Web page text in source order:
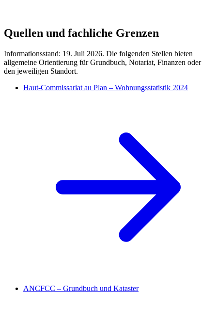
Quellen und fachliche Grenzen
Informationsstand: 19. Juli 2026. Die folgenden Stellen bieten
allgemeine Orientierung für Grundbuch, Notariat, Finanzen oder
den jeweiligen Standort.
Haut-Commissariat au Plan – Wohnungsstatistik 2024
ANCFCC – Grundbuch und Kataster